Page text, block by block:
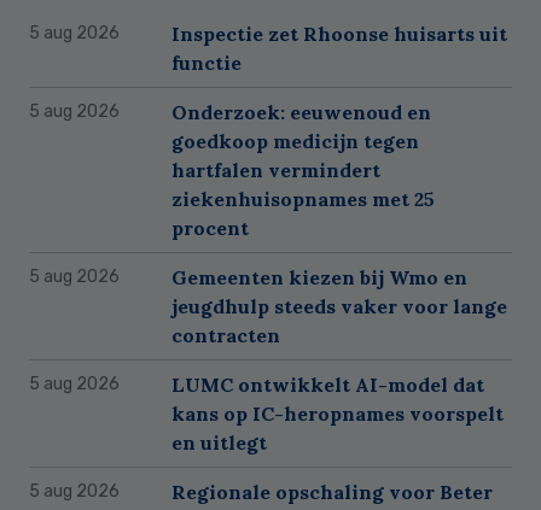
5 aug 2026
Inspectie zet Rhoonse huisarts uit
functie
5 aug 2026
Onderzoek: eeuwenoud en
goedkoop medicijn tegen
hartfalen vermindert
ziekenhuisopnames met 25
procent
5 aug 2026
Gemeenten kiezen bij Wmo en
jeugdhulp steeds vaker voor lange
contracten
5 aug 2026
LUMC ontwikkelt AI-model dat
kans op IC-heropnames voorspelt
en uitlegt
5 aug 2026
Regionale opschaling voor Beter